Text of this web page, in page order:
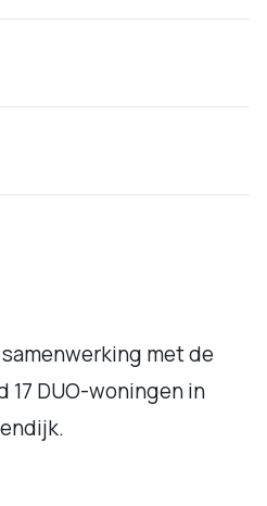
met de
DUO-woningen in